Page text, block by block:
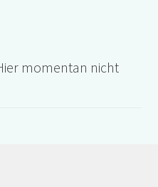
momentan nicht